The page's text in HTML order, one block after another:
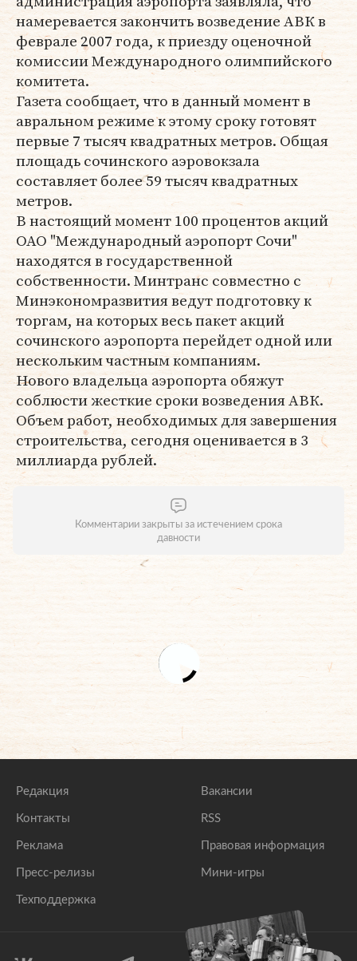
намеревается закончить возведение АВК в
феврале 2007 года, к приезду оценочной
комиссии Международного олимпийского
комитета.
Газета сообщает, что в данный момент в
авральном режиме к этому сроку готовят
первые 7 тысяч квадратных метров. Общая
площадь сочинского аэровокзала
составляет более 59 тысяч квадратных
метров.
В настоящий момент 100 процентов акций
ОАО "Международный аэропорт Сочи"
находятся в государственной
собственности. Минтранс совместно с
Минэкономразвития ведут подготовку к
торгам, на которых весь пакет акций
сочинского аэропорта перейдет одной или
нескольким частным компаниям.
Нового владельца аэропорта обяжут
соблюсти жесткие сроки возведения АВК.
Объем работ, необходимых для завершения
строительства, сегодня оценивается в 3
миллиарда рублей.
Комментарии закрыты за истечением срока
давности
Редакция
Контакты
Реклама
Пресс-релизы
Техподдержка
Вакансии
RSS
Правовая информация
Мини-игры